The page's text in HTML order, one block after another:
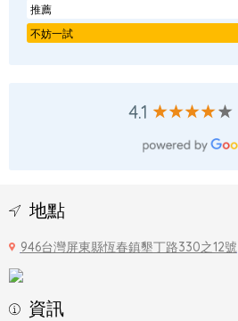
推薦
不妨一試
4.1
地點
946台灣屏東縣恆春鎮墾丁路330之12號
資訊